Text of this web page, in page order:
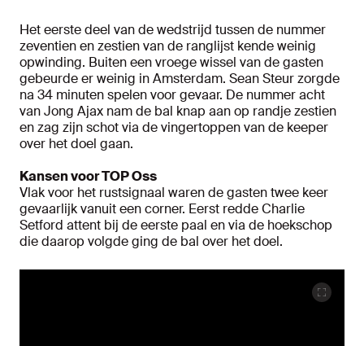
Het eerste deel van de wedstrijd tussen de nummer
zeventien en zestien van de ranglijst kende weinig
opwinding. Buiten een vroege wissel van de gasten
gebeurde er weinig in Amsterdam. Sean Steur zorgde
na 34 minuten spelen voor gevaar. De nummer acht
van Jong Ajax nam de bal knap aan op randje zestien
en zag zijn schot via de vingertoppen van de keeper
over het doel gaan.
Kansen voor TOP Oss
Vlak voor het rustsignaal waren de gasten twee keer
gevaarlijk vanuit een corner. Eerst redde Charlie
Setford attent bij de eerste paal en via de hoekschop
die daarop volgde ging de bal over het doel.